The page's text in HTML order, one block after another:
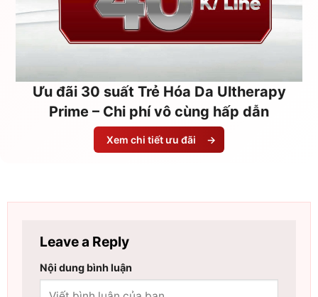
Ưu đãi 30 suất Trẻ Hóa Da Ultherapy
Prime – Chi phí vô cùng hấp dẫn
Xem chi tiết ưu đãi →
Leave a Reply
Nội dung bình luận